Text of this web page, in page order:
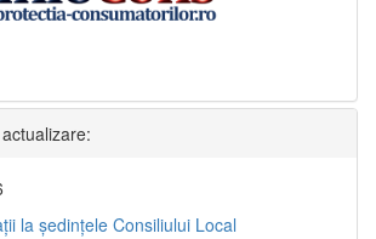
la şedinţele Consiliului Local